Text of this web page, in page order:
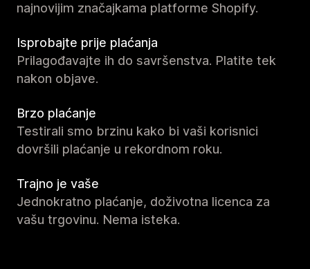
najnovijim značajkama platforme Shopify.
Isprobajte prije plaćanja
Prilagođavajte ih do savršenstva. Platite tek
nakon objave.
Brzo plaćanje
Testirali smo brzinu kako bi vaši korisnici
dovršili plaćanje u rekordnom roku.
Trajno je vaše
Jednokratno plaćanje, doživotna licenca za
vašu trgovinu. Nema isteka.